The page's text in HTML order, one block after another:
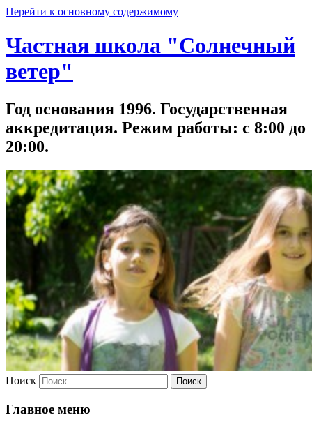
Перейти к основному содержимому
Частная школа "Солнечный
ветер"
Год основания 1996. Государственная
аккредитация. Режим работы: с 8:00 до
20:00.
Поиск
Главное меню